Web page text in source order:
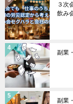
３次
飲み
副業
副業